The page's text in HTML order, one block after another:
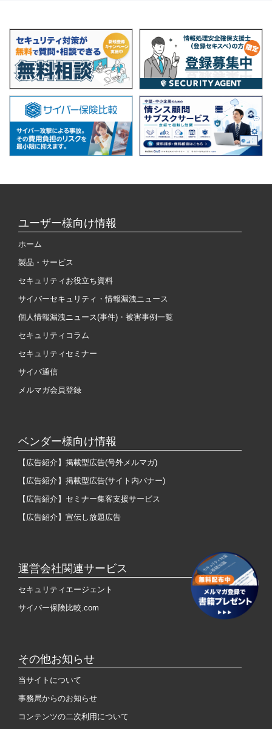
ユーザー様向け情報
ホーム
製品・サービス
セキュリティお役立ち資料
サイバーセキュリティ・情報漏洩ニュース
個人情報漏洩ニュース(事件)・被害事例一覧
セキュリティコラム
セキュリティセミナー
サイバ通信
メルマガ会員登録
ベンダー様向け情報
【広告紹介】掲載型広告(号外メルマガ)
【広告紹介】掲載型広告(サイト内バナー)
【広告紹介】セミナー集客支援サービス
【広告紹介】宣伝し放題広告
運営会社関連サービス
セキュリティエージェント
サイバー保険比較.com
その他お知らせ
当サイトについて
事務局からのお知らせ
コンテンツの二次利用について